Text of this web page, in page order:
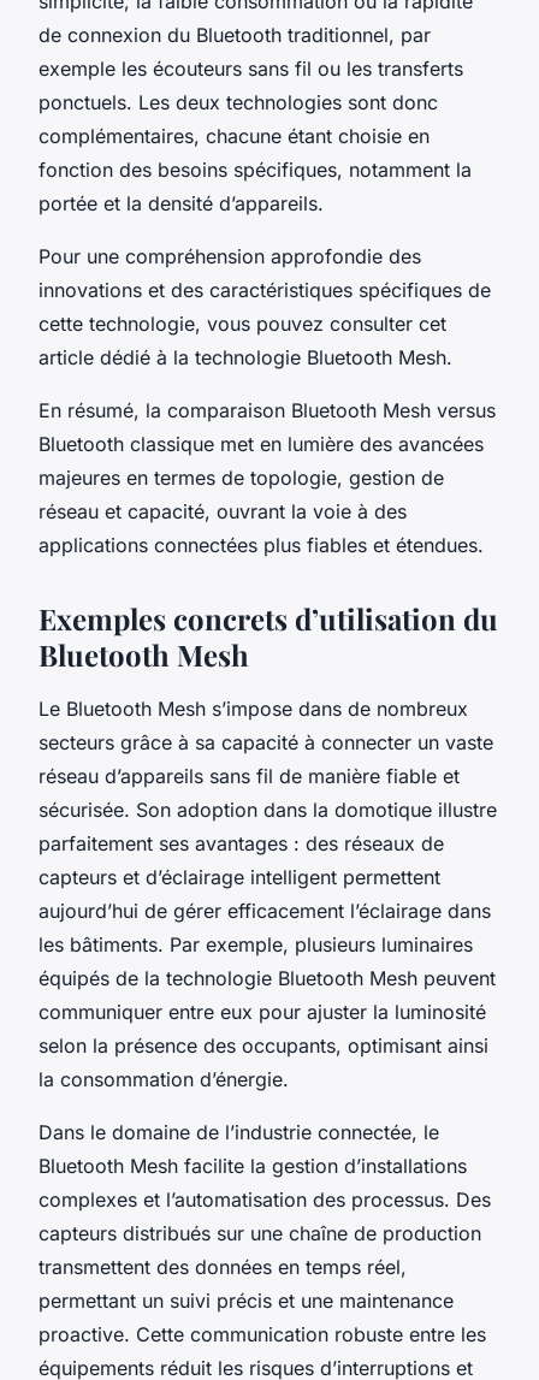
de connexion du Bluetooth traditionnel, par
exemple les écouteurs sans fil ou les transferts
ponctuels. Les deux technologies sont donc
complémentaires, chacune étant choisie en
fonction des besoins spécifiques, notamment la
portée et la densité d’appareils.
Pour une compréhension approfondie des
innovations et des caractéristiques spécifiques de
cette technologie, vous pouvez consulter cet
article dédié à la technologie Bluetooth Mesh.
En résumé, la comparaison Bluetooth Mesh versus
Bluetooth classique met en lumière des avancées
majeures en termes de topologie, gestion de
réseau et capacité, ouvrant la voie à des
applications connectées plus fiables et étendues.
Exemples concrets d’utilisation du
Bluetooth Mesh
Le Bluetooth Mesh s’impose dans de nombreux
secteurs grâce à sa capacité à connecter un vaste
réseau d’appareils sans fil de manière fiable et
sécurisée. Son adoption dans la domotique illustre
parfaitement ses avantages : des réseaux de
capteurs et d’éclairage intelligent permettent
aujourd’hui de gérer efficacement l’éclairage dans
les bâtiments. Par exemple, plusieurs luminaires
équipés de la technologie Bluetooth Mesh peuvent
communiquer entre eux pour ajuster la luminosité
selon la présence des occupants, optimisant ainsi
la consommation d’énergie.
Dans le domaine de l’industrie connectée, le
Bluetooth Mesh facilite la gestion d’installations
complexes et l’automatisation des processus. Des
capteurs distribués sur une chaîne de production
transmettent des données en temps réel,
permettant un suivi précis et une maintenance
proactive. Cette communication robuste entre les
équipements réduit les risques d’interruptions et